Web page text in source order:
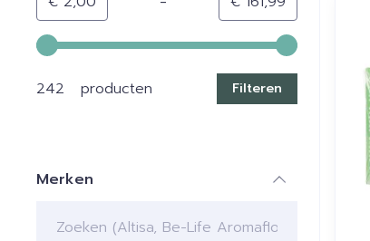
Gebruik de pijltjestoetsen links en rechts om
242 producten
Filteren
Merken